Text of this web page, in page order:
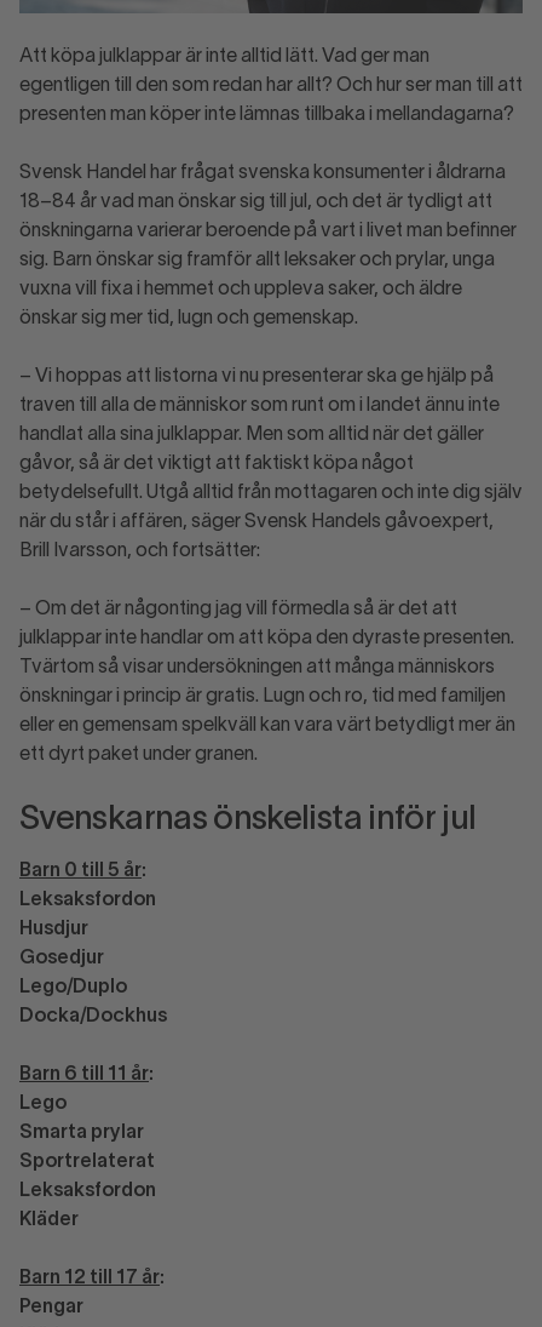
Att köpa julklappar är inte alltid lätt. Vad ger man
egentligen till den som redan har allt? Och hur ser man till att
presenten man köper inte lämnas tillbaka i mellandagarna?
Svensk Handel har frågat svenska konsumenter i åldrarna
18–84 år vad man önskar sig till jul, och det är tydligt att
önskningarna varierar beroende på vart i livet man befinner
sig. Barn önskar sig framför allt leksaker och prylar, unga
vuxna vill fixa i hemmet och uppleva saker, och äldre
önskar sig mer tid, lugn och gemenskap.
– Vi hoppas att listorna vi nu presenterar ska ge hjälp på
traven till alla de människor som runt om i landet ännu inte
handlat alla sina julklappar. Men som alltid när det gäller
gåvor, så är det viktigt att faktiskt köpa något
betydelsefullt. Utgå alltid från mottagaren och inte dig själv
när du står i affären, säger Svensk Handels gåvoexpert,
Brill Ivarsson, och fortsätter:
– Om det är någonting jag vill förmedla så är det att
julklappar inte handlar om att köpa den dyraste presenten.
Tvärtom så visar undersökningen att många människors
önskningar i princip är gratis. Lugn och ro, tid med familjen
eller en gemensam spelkväll kan vara värt betydligt mer än
ett dyrt paket under granen.
Svenskarnas önskelista inför jul
Barn 0 till 5 år:
Leksaksfordon
Husdjur
Gosedjur
Lego/Duplo
Docka/Dockhus
Barn 6 till 11 år:
Lego
Smarta prylar
Sportrelaterat
Leksaksfordon
Kläder
Barn 12 till 17 år:
Pengar